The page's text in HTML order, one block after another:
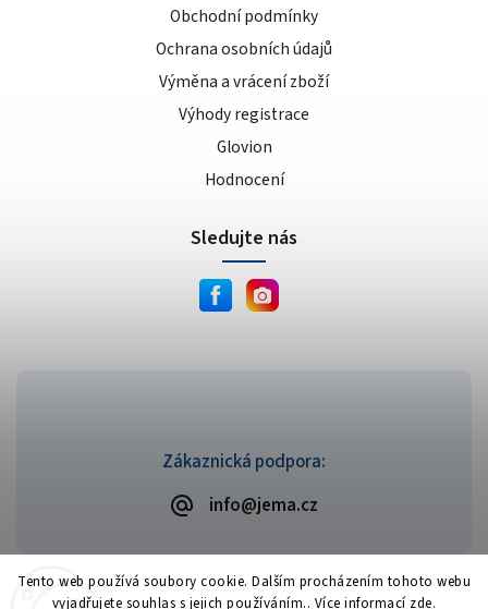
Tento web používá soubory cookie. Dalším procházením tohoto webu
vyjadřujete souhlas s jejich používáním.. Více informací zde.
Zákaznická podpora:
info@jema.cz
Obchodní podmínky
Ochrana osobních údajů
Výměna a vrácení zboží
Výhody registrace
Glovion
Hodnocení
Sledujte nás